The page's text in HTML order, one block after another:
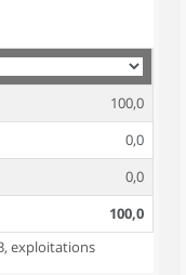
100,0
0,0
0,0
100,0
exploitations